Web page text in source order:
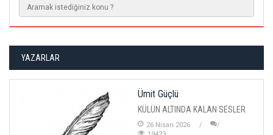
YAZARLAR
Ümit Güçlü
KÜLÜN ALTINDA KALAN SESLER
26 Nisan 2026